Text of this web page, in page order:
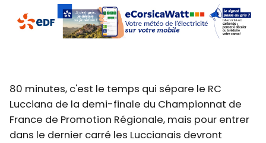
80 minutes, c'est le temps qui sépare le RC
Lucciana de la demi-finale du Championnat de
France de Promotion Régionale, mais pour entrer
dans le dernier carré les Luccianais devront